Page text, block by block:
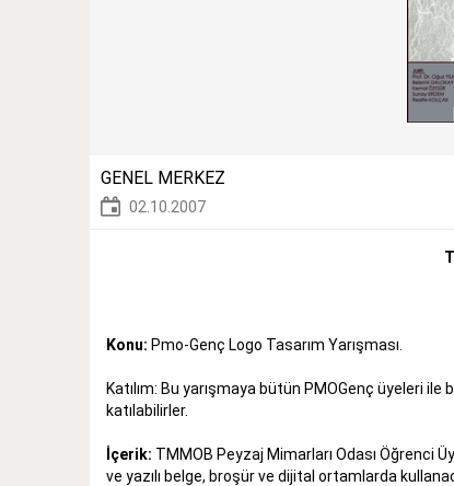
GENEL MERKEZ
02.10.2007
Konu: Pmo-Genç Logo Tasarım Yarışması.
Katılım: Bu yarışmaya bütün PMOGenç üyeleri
katılabilirler.
İçerik: TMMOB Peyzaj Mimarları Odası Öğrenci
ve yazılı belge, broşür ve dijital ortamlarda